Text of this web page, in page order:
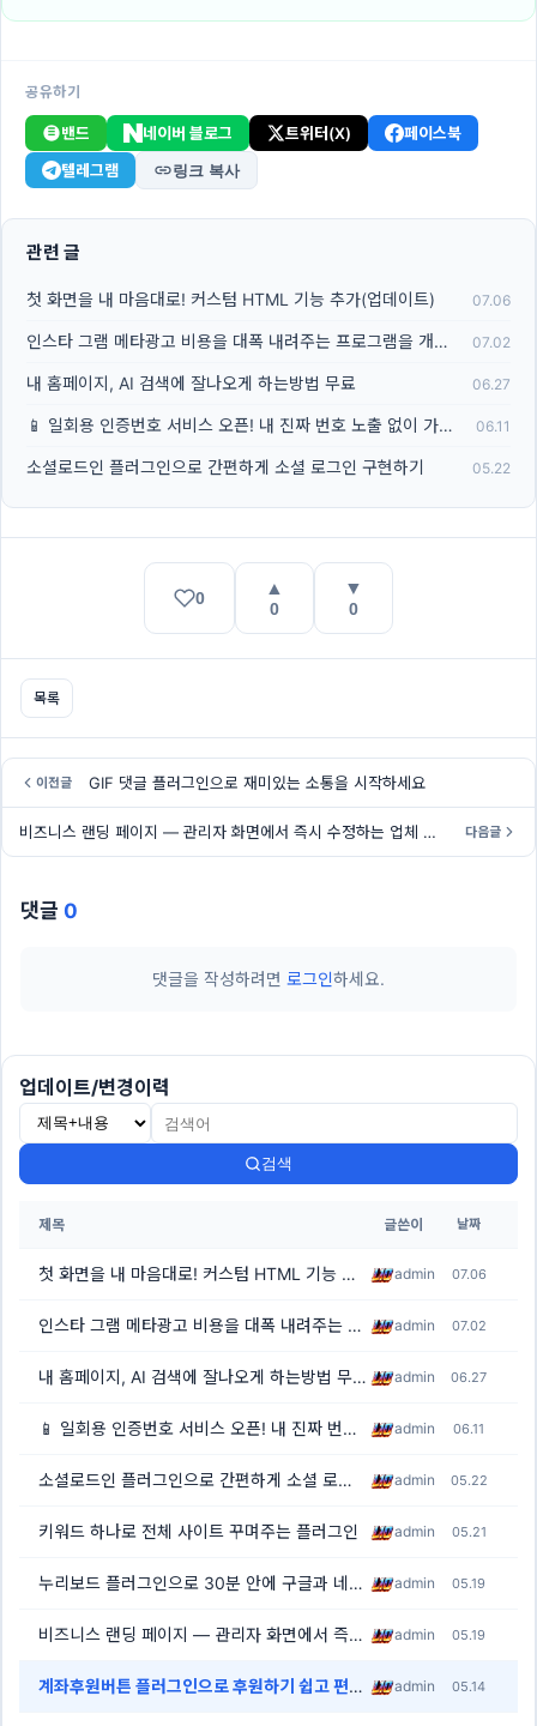
공유하기
밴드 네이버 블로그 트위터(X)
페이스북
텔레그램
링크 복사
관련 글
첫 화면을 내 마음대로! 커스텀 HTML 기능 추가(업데이트) 07.06
인스타 그램 메타광고 비용을 대폭 내려주는 프로그램을 개발했습니다 07.02
내 홈페이지, AI 검색에 잘나오게 하는방법 무료 06.27
📱 일회용 인증번호 서비스 오픈! 내 진짜 번호 노출 없이 가입하세요 06.11
소셜로드인 플러그인으로 간편하게 소셜 로그인 구현하기 05.22
0 ▲
0
▼
0
목록
이전글 GIF 댓글 플러그인으로 재미있는 소통을 시작하세요
다음글
비즈니스 랜딩 페이지 — 관리자 화면에서 즉시 수정하는 업체 전면 소개 페이지
댓글 0
댓글을 작성하려면 로그인하세요.
업데이트/변경이력
검색
제목 글쓴이 날짜
첫 화면을 내 마음대로! 커스텀 HTML 기능 추가(업데이트) admin 07.06
인스타 그램 메타광고 비용을 대폭 내려주는 프로그램을 개발했습니다 admin 07.02
내 홈페이지, AI 검색에 잘나오게 하는방법 무료 admin 06.27
📱 일회용 인증번호 서비스 오픈! 내 진짜 번호 노출 없이 가입하세요 admin 06.11
소셜로드인 플러그인으로 간편하게 소셜 로그인 구현하기 admin 05.22
키워드 하나로 전체 사이트 꾸며주는 플러그인 admin 05.21
누리보드 플러그인으로 30분 안에 구글과 네이버에 노출되기 admin 05.19
비즈니스 랜딩 페이지 — 관리자 화면에서 즉시 수정하는 업체 전면 소개 페이지 admin 05.19
계좌후원버튼 플러그인으로 후원하기 쉽고 편리하게 만들기 admin 05.14